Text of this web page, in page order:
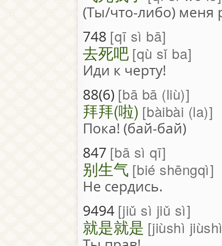
(Ты/что-либо) меня
748 qī sì bā
去死吧 qù sǐ ba
Иди к черту!
88(6) bā bā (liù)
拜拜(啦) bàibài (la)
Пока! (бай-бай)
847 bā sì qī
别生气 bié shēngqì
Не сердись.
9494 jiǔ sì jiǔ sì
就是就是 jiùshì